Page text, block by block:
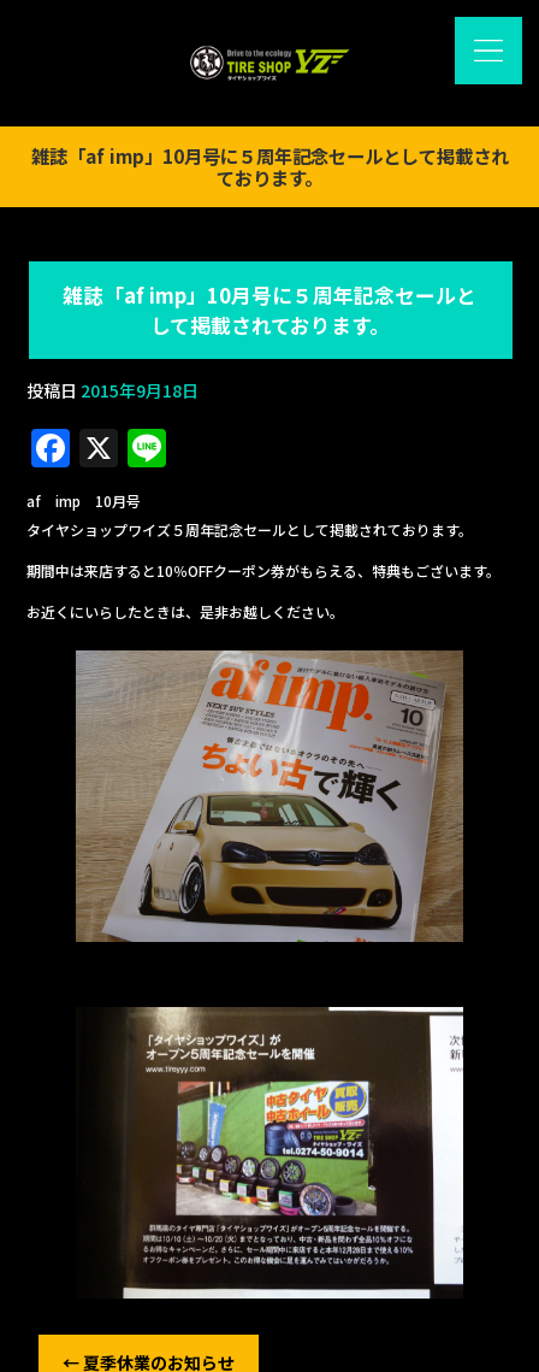
雑誌「af imp」10月号に５周年記念セールとして掲載され
ております。
雑誌「af imp」10月号に５周年記念セールと
して掲載されております。
投稿日 2015年9月18日
F
a
c
e
b
o
o
k
X
e
af imp 10月号
タイヤショップワイズ５周年記念セールとして掲載されております。
期間中は来店すると10％OFFクーポン券がもらえる、特典もございます。
お近くにいらしたときは、是非お越しください。
←夏季休業のお知らせ